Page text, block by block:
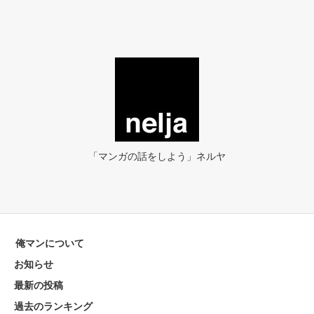
「マンガの話をしよう」ネルヤ
俺マンについて
お知らせ
最新の投稿
過去のランキング